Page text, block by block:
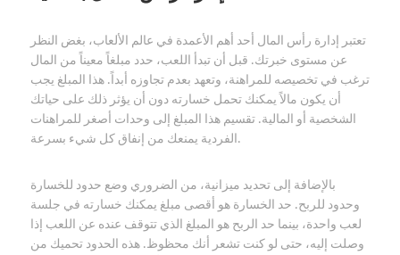
تعتبر إدارة رأس المال أحد أهم الأعمدة في عالم الألعاب، بغض النظر
عن مستوى خبرتك. قبل أن تبدأ اللعب، حدد مبلغاً معيناً من المال
ترغب في تخصيصه للمراهنة، وتعهد بعدم تجاوزه أبداً. هذا المبلغ يجب
أن يكون مالاً يمكنك تحمل خسارته دون أن يؤثر ذلك على حياتك
الشخصية أو المالية. تقسيم هذا المبلغ إلى وحدات أصغر للمراهنات
الفردية يمنعك من إنفاق كل شيء بسرعة.
بالإضافة إلى تحديد ميزانية، من الضروري وضع حدود للخسارة
وحدود للربح. حد الخسارة هو أقصى مبلغ يمكنك خسارته في جلسة
لعب واحدة، بينما حد الربح هو المبلغ الذي تتوقف عنده عن اللعب إذا
وصلت إليه، حتى لو كنت تشعر أنك محظوظ. هذه الحدود تحميك من